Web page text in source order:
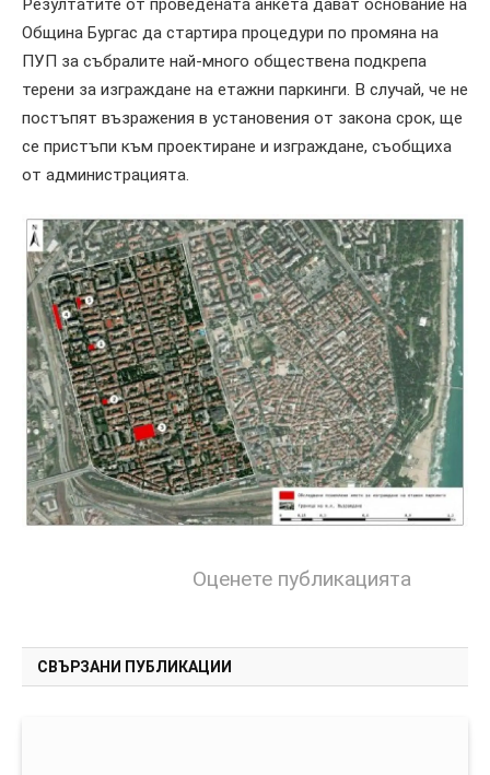
Резултатите от проведената анкета дават основание на
Община Бургас да стартира процедури по промяна на
ПУП за събралите най-много обществена подкрепа
терени за изграждане на етажни паркинги. В случай, че не
постъпят възражения в установения от закона срок, ще
се пристъпи към проектиране и изграждане, съобщиха
от администрацията.
Оценете публикацията
СВЪРЗАНИ ПУБЛИКАЦИИ